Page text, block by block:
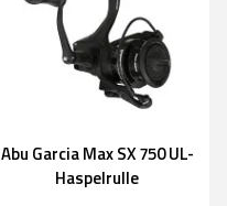
Abu Garcia Max SX 750 UL-
Haspelrulle